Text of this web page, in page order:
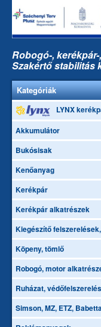
Robogó-,
Szakértő stabilitás
Kategóriák
LYNX
Akkumulátor
Bukósisak
Kenőanyag
Kerékpár
Kerékpár alkatrészek
Kiegészítő
Köpeny, tömlő
Robogó, motor
Ruházat, védőfelszerelés
Simson, MZ, ETZ,